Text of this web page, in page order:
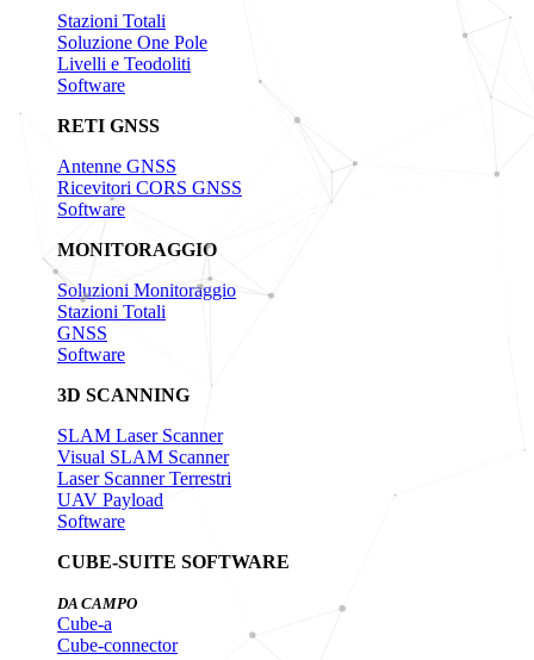
Stazioni Totali
Soluzione One Pole
Livelli e Teodoliti
Software
RETI GNSS
Antenne GNSS
Ricevitori CORS GNSS
Software
MONITORAGGIO
Soluzioni Monitoraggio
Stazioni Totali
GNSS
Software
3D SCANNING
SLAM Laser Scanner
Visual SLAM Scanner
Laser Scanner Terrestri
UAV Payload
Software
CUBE-SUITE SOFTWARE
DA CAMPO
Cube-a
Cube-connector